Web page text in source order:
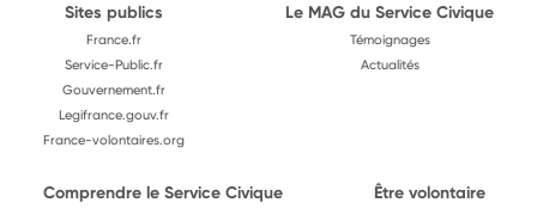
Sites publics
France.fr
Service-Public.fr
Gouvernement.fr
Legifrance.gouv.fr
France-volontaires.org
Le MAG du Service Civique
Témoignages
Actualités
Comprendre le Service Civique Être volontaire